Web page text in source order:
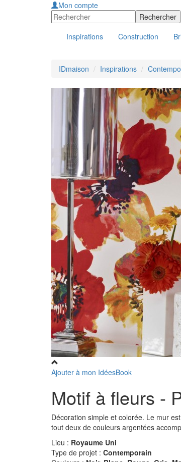
Mon compte
Inspirations Construction
IDmaison Inspirations
Ajouter à mon IdéesBook
Motif à fleurs -
Décoration simple et colorée. Le mur
tout deux de couleurs argentées
Lieu : Royaume Uni
Type de projet : Contemporain